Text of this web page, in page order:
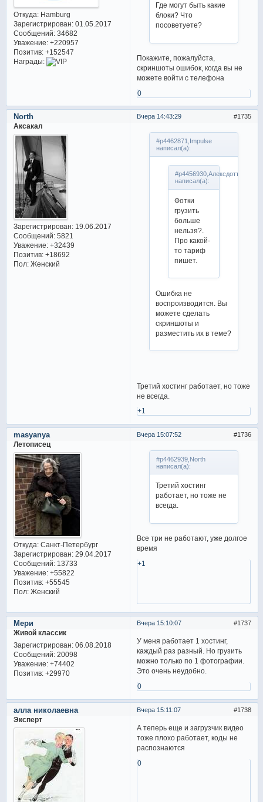
Откуда:Hamburg
Зарегистрирован: 01.05.2017
Сообщений:34682
Уважение: +220957
Позитив: +152547
Награды:
Где могут быть какие
блоки? Что
посоветуете?
Покажите, пожалуйста,
скриншоты ошибок, когда вы не
можете войти с телефона
0
1735
Вчера 14:43:29
North
Аксакал
Зарегистрирован: 19.06.2017
Сообщений:5821
Уважение: +32439
Позитив: +18692
Пол:Женский
#p4462871,Impulse
написал(а):
#p4456930,Алексдоттир
написал(а):
Фотки
грузить
больше
нельзя?.
Про какой-
то тариф
пишет.
Ошибка не
воспроизводится. Вы
можете сделать
скриншоты и
разместить их в теме?
Третий хостинг работает, но тоже
не всегда.
+1
1736
Вчера 15:07:52
masyanya
Летописец
Откуда:Санкт-Петербург
Зарегистрирован: 29.04.2017
Сообщений:13733
Уважение: +55822
Позитив: +55545
Пол:Женский
#p4462939,North
написал(а):
Третий хостинг
работает, но тоже не
всегда.
Все три не работают, уже долгое
время
+1
1737
Вчера 15:10:07
Мери
Живой классик
Зарегистрирован: 06.08.2018
Сообщений:20098
Уважение: +74402
Позитив: +29970
У меня работает 1 хостинг,
каждый раз разный. Но грузить
можно только по 1 фотографии.
Это очень неудобно.
0
1738
Вчера 15:11:07
алла николаевна
Эксперт
А теперь еще и загрузчик видео
тоже плохо работает, коды не
распознаются
0